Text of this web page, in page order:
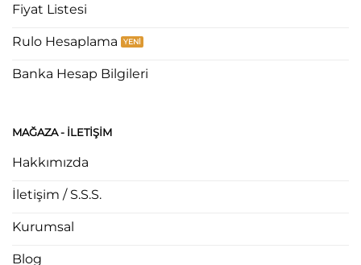
Fiyat Listesi
Rulo Hesaplama
Banka Hesap Bilgileri
MAĞAZA - ILETIŞIM
Hakkımızda
İletişim / S.S.S.
Kurumsal
Blog